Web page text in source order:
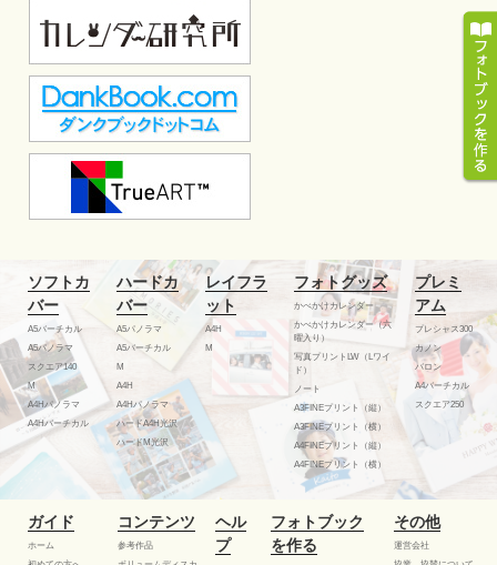
ソフトカ
バー
A5バーチカル
A5パノラマ
スクエア140
M
A4Hパノラマ
A4Hバーチカル
ハードカ
バー
A5パノラマ
A5バーチカル
M
A4H
A4Hパノラマ
ハードA4H光沢
ハードM光沢
レイフラ
ット
A4H
M
フォトグッズ
かべかけカレンダー
かべかけカレンダー（六
曜入り）
写真プリントLW（Lワイ
ド）
ノート
A3FINEプリント（縦）
A3FINEプリント（横）
A4FINEプリント（縦）
A4FINEプリント（横）
プレミ
アム
プレシャス300
カノン
バロン
A4バーチカル
スクエア250
ガイド
ホーム
コンテンツ
参考作品
ヘル
プ
フォトブック
を作る
その他
運営会社